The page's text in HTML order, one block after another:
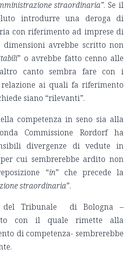
straordinaria”. Se il
introdurre una deroga di
con riferimento ad imprese di
dimensioni avrebbe scritto non
” o avrebbe fatto cenno alle
canto sembra fare con i
ai quali fa riferimento
siano “rilevanti”.
competenza in seno sia alla
Commissione Rordorf ha
divergenze di vedute in
cui sembrerebbe ardito non
“in” che precede la
straordinaria”.
del Tribunale di Bologna –
con il quale rimette alla
di competenza- sembrerebbe